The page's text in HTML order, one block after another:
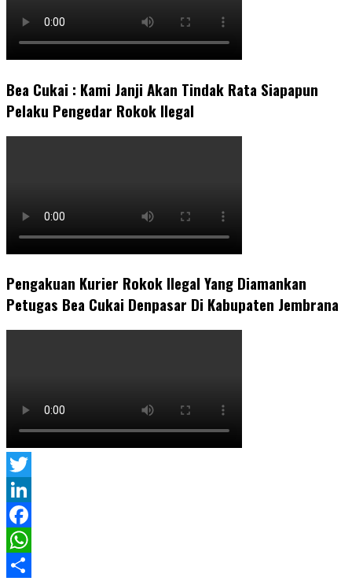
Bea Cukai : Kami Janji Akan Tindak Rata Siapapun
Pelaku Pengedar Rokok Ilegal
Pengakuan Kurier Rokok Ilegal Yang Diamankan
Petugas Bea Cukai Denpasar Di Kabupaten Jembrana
Twitter
LinkedIn
Facebook
WhatsApp